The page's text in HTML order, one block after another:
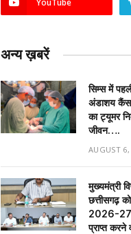
YouTube
अन्य ख़बरें
सिम्स में
अंडाशय
का ट्यूमर
जीवन….
AUGUST
मुख्यमंत्री
छत्तीसगढ़
2026-27
प्राप्त करने